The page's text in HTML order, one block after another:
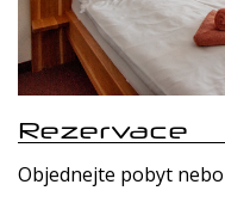
Rezervace
Objednejte pobyt